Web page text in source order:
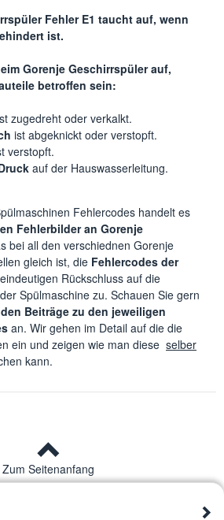
Fehler E1 taucht auf, wenn
ist.
Gorenje Geschirrspüler auf,
betroffen sein:
zugedreht oder verkalkt.
ist abgeknickt oder verstopft.
verstopft.
auf der Hauswasserleitung.
Fehlercodes handelt es
Fehlerbilder an Gorenje
bei all den verschiednen Gorenje
gleich ist, die Fehlercodes der
Rückschluss auf die
Spülmaschine zu. Schauen Sie gern
Beiträge zu den jeweiligen
an. Wir gehen im Detail auf die die
ein und zeigen wie man diese selber
kann.
Zum Seitenanfang